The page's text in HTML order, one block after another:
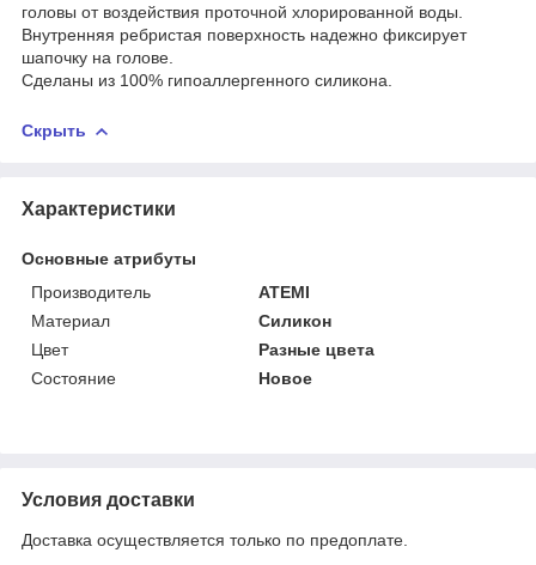
головы от воздействия проточной хлорированной воды.
Внутренняя ребристая поверхность надежно фиксирует
шапочку на голове.
Сделаны из 100% гипоаллергенного силикона.
Скрыть
Характеристики
Основные атрибуты
Производитель
ATEMI
Материал
Силикон
Цвет
Разные цвета
Состояние
Новое
Условия доставки
Доставка осуществляется только по предоплате.